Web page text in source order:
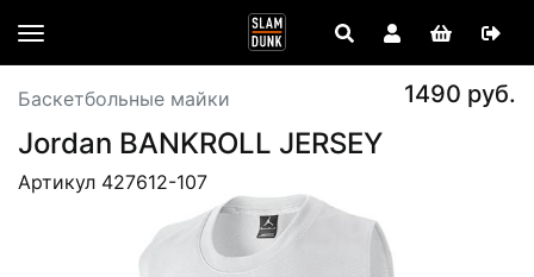
Баскетбольные майки 1490 руб.
Jordan BANKROLL JERSEY
Артикул 427612-107